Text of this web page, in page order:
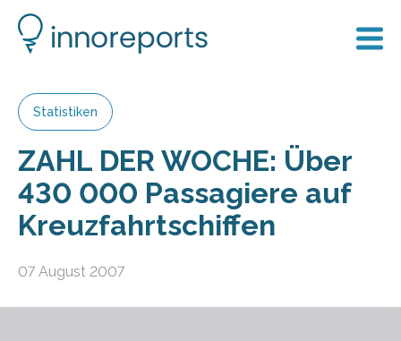
Statistiken
ZAHL DER WOCHE: Über
430 000 Passagiere auf
Kreuzfahrtschiffen
07 August 2007